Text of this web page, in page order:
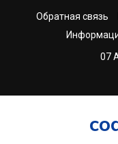
Обратная связь
07